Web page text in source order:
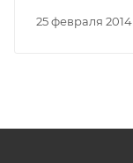
25 февраля 2014